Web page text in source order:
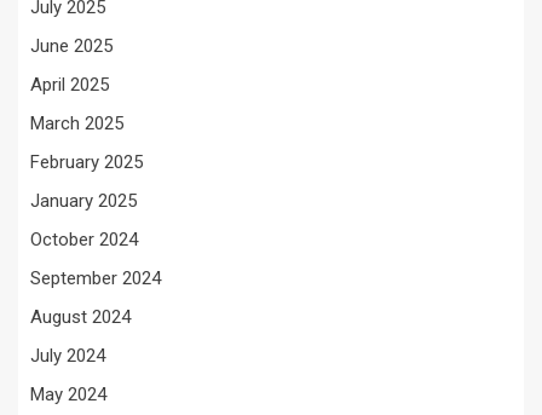
July 2025
June 2025
April 2025
March 2025
February 2025
January 2025
October 2024
September 2024
August 2024
July 2024
May 2024